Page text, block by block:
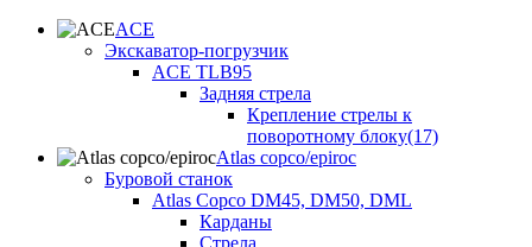
ACE
Экскаватор-погрузчик
ACE TLB95
Задняя стрела
Крепление стрелы к
поворотному блоку(17)
Atlas copco/epiroc
Буровой станок
Atlas Copco DM45, DM50, DML
Карданы
Стрела